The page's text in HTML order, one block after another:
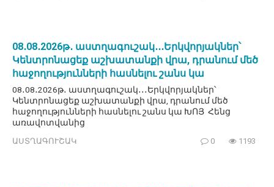
08․08․2026թ․ աստղագուշակ․․․Երկվորյակներ՝
Կենտրոնացեք աշխատանքի վրա, դրանում մեծ
հաջողությունների հասնելու շանս կա
08․08․2026թ․ աստղագուշակ․․․Երկվորյակներ՝
Կենտրոնացեք աշխատանքի վրա, դրանում մեծ
հաջողությունների հասնելու շանս կա ԽՈՅ Հենց
առավոտվանից
ԱՍՏՂԱԳՈՒՇԱԿ 0 1193